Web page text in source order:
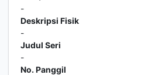
-
Deskripsi Fisik
-
Judul Seri
-
No. Panggil